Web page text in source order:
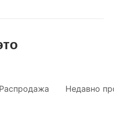
Распродажа Недавно